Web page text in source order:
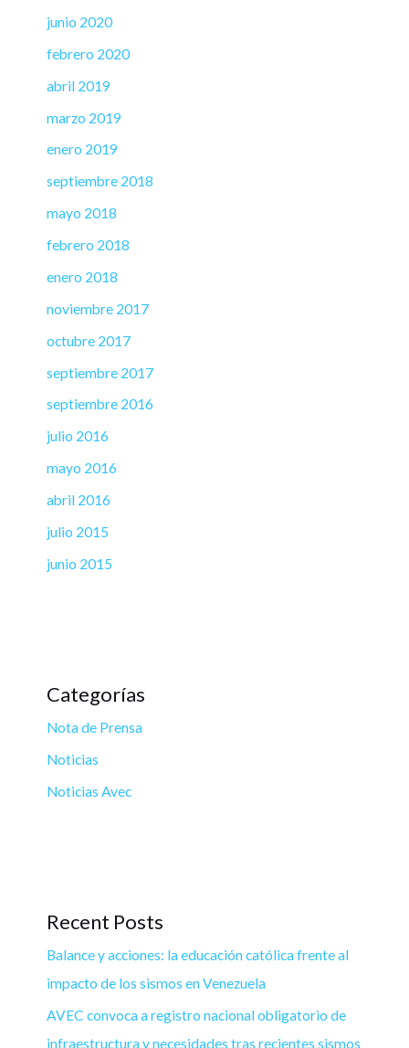
junio 2020
febrero 2020
abril 2019
marzo 2019
enero 2019
septiembre 2018
mayo 2018
febrero 2018
enero 2018
noviembre 2017
octubre 2017
septiembre 2017
septiembre 2016
julio 2016
mayo 2016
abril 2016
julio 2015
junio 2015
Categorías
Nota de Prensa
Noticias
Noticias Avec
Recent Posts
Balance y acciones: la educación católica frente al
impacto de los sismos en Venezuela
AVEC convoca a registro nacional obligatorio de
infraestructura y necesidades tras recientes sismos